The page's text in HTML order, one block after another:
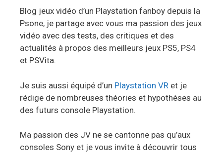
Blog jeux vidéo d’un Playstation fanboy depuis la
Psone, je partage avec vous ma passion des jeux
vidéo avec des tests, des critiques et des
actualités à propos des meilleurs jeux PS5, PS4
et PSVita.
Je suis aussi équipé d’un Playstation VR et je
rédige de nombreuses théories et hypothèses au
des futurs console Playstation.
Ma passion des JV ne se cantonne pas qu’aux
consoles Sony et je vous invite à découvrir tous